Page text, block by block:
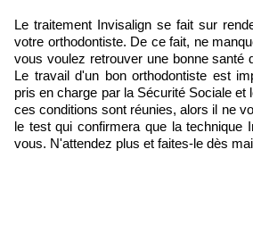
Le traitement Invisalign se fait sur
votre orthodontiste. De ce fait, ne
vous voulez retrouver une bonne santé
Le travail d'un bon orthodontiste est
pris en charge par la Sécurité Sociale et
ces conditions sont réunies, alors il ne
le test qui confirmera que la technique
vous. N'attendez plus et faites-le dès